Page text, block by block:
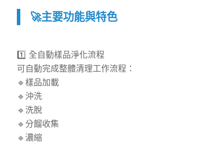
🚀主要功能與特色
1️⃣ 全自動樣品淨化流程
可自動完成整體清理工作流程：
🔹樣品加載
🔹沖洗
🔹洗脫
🔹分餾收集
🔹濃縮